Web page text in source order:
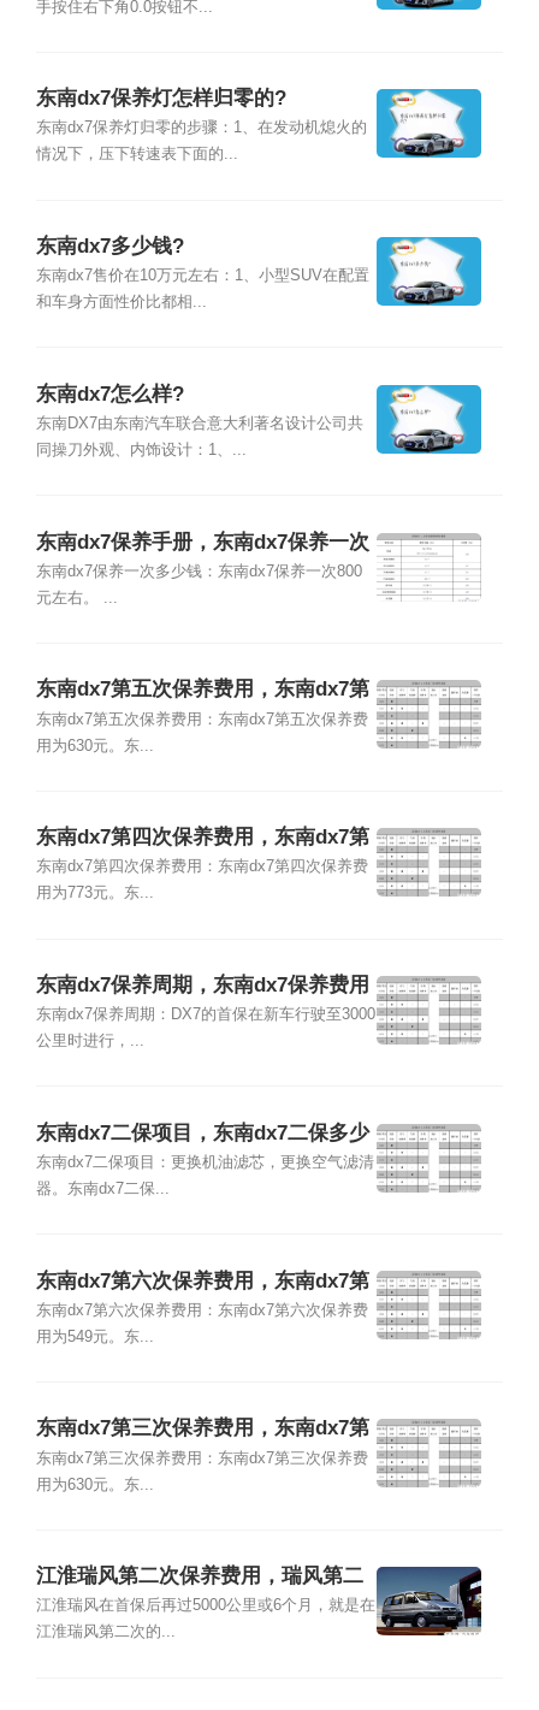
手按住右下角0.0按钮不...
东南dx7保养灯怎样归零的?
东南dx7保养灯归零的步骤：1、在发动机熄火的
情况下，压下转速表下面的...
东南dx7多少钱?
东南dx7售价在10万元左右：1、小型SUV在配置
和车身方面性价比都相...
东南dx7怎么样?
东南DX7由东南汽车联合意大利著名设计公司共
同操刀外观、内饰设计：1、...
东南dx7保养手册，东南dx7保养一次
多少钱
东南dx7保养一次多少钱：东南dx7保养一次800
元左右。 ...
东南dx7第五次保养费用，东南dx7第
五次保养项目
东南dx7第五次保养费用：东南dx7第五次保养费
用为630元。东...
东南dx7第四次保养费用，东南dx7第
四次保养项目
东南dx7第四次保养费用：东南dx7第四次保养费
用为773元。东...
东南dx7保养周期，东南dx7保养费用
明细表
东南dx7保养周期：DX7的首保在新车行驶至3000
公里时进行，...
东南dx7二保项目，东南dx7二保多少
公里
东南dx7二保项目：更换机油滤芯，更换空气滤清
器。东南dx7二保...
东南dx7第六次保养费用，东南dx7第
六次保养项目
东南dx7第六次保养费用：东南dx7第六次保养费
用为549元。东...
东南dx7第三次保养费用，东南dx7第
三次保养项目
东南dx7第三次保养费用：东南dx7第三次保养费
用为630元。东...
江淮瑞风第二次保养费用，瑞风第二
次保养项目
江淮瑞风在首保后再过5000公里或6个月，就是在
江淮瑞风第二次的...